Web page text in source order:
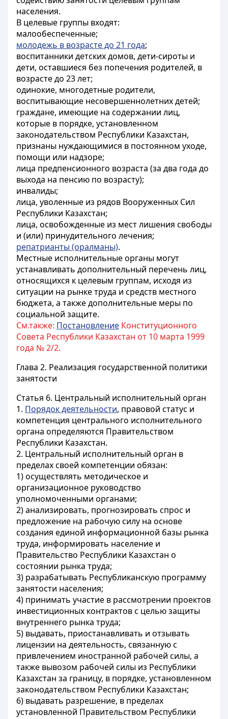
населения.
В целевые группы входят:
малообеспеченные;
молодежь в возрасте до 21 года;
воспитанники детских домов, дети-сироты и
дети, оставшиеся без попечения родителей, в
возрасте до 23 лет;
одинокие, многодетные родители,
воспитывающие несовершеннолетних детей;
граждане, имеющие на содержании лиц,
которые в порядке, установленном
законодательством Республики Казахстан,
признаны нуждающимися в постоянном уходе,
помощи или надзоре;
лица предпенсионного возраста (за два года до
выхода на пенсию по возрасту);
инвалиды;
лица, уволенные из рядов Вооруженных Сил
Республики Казахстан;
лица, освобожденные из мест лишения свободы
и (или) принудительного лечения;
репатрианты (оралманы).
Местные исполнительные органы могут
устанавливать дополнительный перечень лиц,
относящихся к целевым группам, исходя из
ситуации на рынке труда и средств местного
бюджета, а также дополнительные меры по
социальной защите.
См.также: Постановление Конституционного
Совета Республики Казахстан от 10 марта 1999
года № 2/2.
Глава 2. Реализация государственной политики
занятости
Статья 6. Центральный исполнительный орган
1. Порядок деятельности, правовой статус и
компетенция центрального исполнительного
органа определяются Правительством
Республики Казахстан.
2. Центральный исполнительный орган в
пределах своей компетенции обязан:
1) осуществлять методическое и
организационное руководство
уполномоченными органами;
2) анализировать, прогнозировать спрос и
предложение на рабочую силу на основе
создания единой информационной базы рынка
труда, информировать население и
Правительство Республики Казахстан о
состоянии рынка труда;
3) разрабатывать Республиканскую программу
занятости населения;
4) принимать участие в рассмотрении проектов
инвестиционных контрактов с целью защиты
внутреннего рынка труда;
5) выдавать, приостанавливать и отзывать
лицензии на деятельность, связанную с
привлечением иностранной рабочей силы, а
также вывозом рабочей силы из Республики
Казахстан за границу, в порядке, установленном
законодательством Республики Казахстан;
6) выдавать разрешение, в пределах
установленной Правительством Республики